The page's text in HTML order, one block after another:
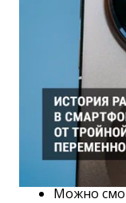
Можно